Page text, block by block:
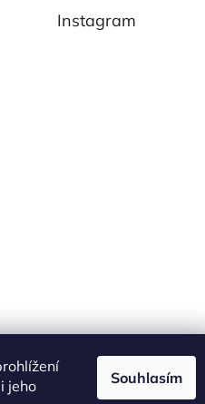
jeho
Souhlasím
Instagram